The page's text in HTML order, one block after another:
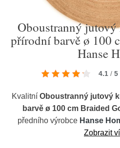
Oboustranný
přírodní barvě ø 100
Hanse
4.1 / 5
Kvalitní Oboustranný jutový
barvě ø 100 cm Braided
předního výrobce Hanse
Zobrazit